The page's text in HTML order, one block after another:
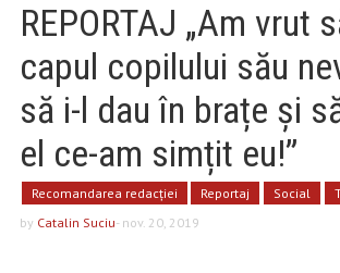
REPORTAJ „Am vrut
capul copilului său
să i-l dau în brațe și
el ce-am simțit eu!”
Recomandarea redacției Reportaj Social
by Catalin Suciu- nov. 20, 2019